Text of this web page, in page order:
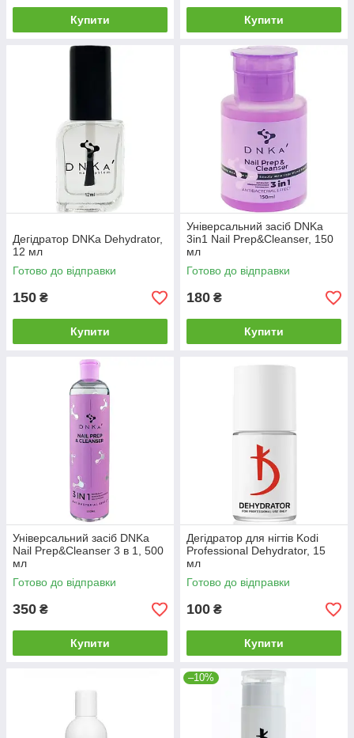
Купити Купити
Дегідратор DNKa Dehydrator,
12 мл
Готово до відправки
150 ₴
Купити
Універсальний засіб DNKa
3in1 Nail Prep&Cleanser, 150
мл
Готово до відправки
180 ₴
Купити
Універсальний засіб DNKa
Nail Prep&Cleanser 3 в 1, 500
мл
Готово до відправки
350 ₴
Купити
Дегідратор для нігтів Kodi
Professional Dehydrator, 15
мл
Готово до відправки
100 ₴
Купити
–10%